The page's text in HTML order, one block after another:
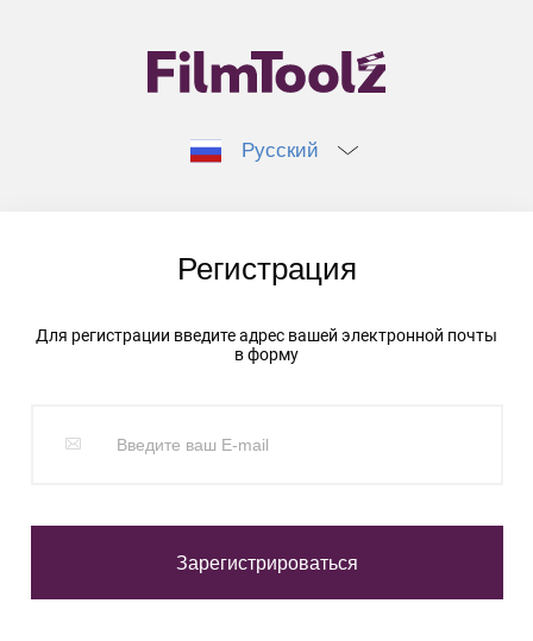
Русский
Регистрация
Для регистрации введите адрес вашей электронной почты
в форму